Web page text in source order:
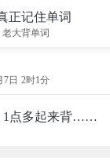
正记住单词
大背单词
7日 2时1分
1点多起来背……